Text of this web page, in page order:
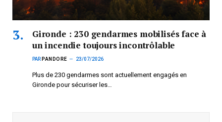
Gironde : 230 gendarmes mobilisés face à
un incendie toujours incontrôlable
PAR PANDORE 23/07/2026
Plus de 230 gendarmes sont actuellement engagés en
Gironde pour sécuriser les…